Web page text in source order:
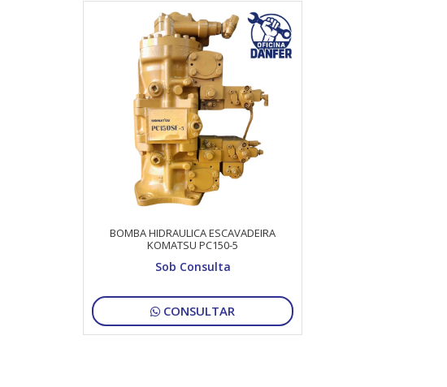
BOMBA HIDRAULICA ESCAVADEIRA
KOMATSU PC150-5
Sob Consulta
CONSULTAR